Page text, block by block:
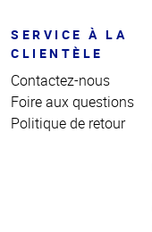
SERVICE À LA
CLIENTÈLE
Contactez-nous
Foire aux questions
Politique de retour